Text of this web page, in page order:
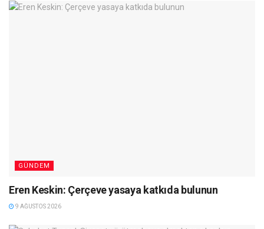
GÜNDEM
Eren Keskin: Çerçeve yasaya katkıda bulunun
9 AĞUSTOS 2026